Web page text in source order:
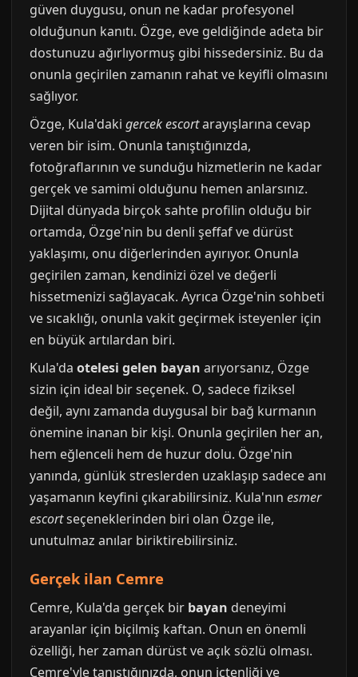
güven duygusu, onun ne kadar profesyonel
olduğunun kanıtı. Özge, eve geldiğinde adeta bir
dostunuzu ağırlıyormuş gibi hissedersiniz. Bu da
onunla geçirilen zamanın rahat ve keyifli olmasını
sağlıyor.
Özge, Kula'daki gercek escortarayışlarına cevap
veren bir isim. Onunla tanıştığınızda,
fotoğraflarının ve sunduğu hizmetlerin ne kadar
gerçek ve samimi olduğunu hemen anlarsınız.
Dijital dünyada birçok sahte profilin olduğu bir
ortamda, Özge'nin bu denli şeffaf ve dürüst
yaklaşımı, onu diğerlerinden ayırıyor. Onunla
geçirilen zaman, kendinizi özel ve değerli
hissetmenizi sağlayacak. Ayrıca Özge'nin sohbeti
ve sıcaklığı, onunla vakit geçirmek isteyenler için
en büyük artılardan biri.
Kula'da otelesi gelen bayan arıyorsanız, Özge
sizin için ideal bir seçenek. O, sadece fiziksel
değil, aynı zamanda duygusal bir bağ kurmanın
önemine inanan bir kişi. Onunla geçirilen her an,
hem eğlenceli hem de huzur dolu. Özge'nin
yanında, günlük streslerden uzaklaşıp sadece anı
yaşamanın keyfini çıkarabilirsiniz. Kula'nın esmer
escortseçeneklerinden biri olan Özge ile,
unutulmaz anılar biriktirebilirsiniz.
Gerçek ilan Cemre
Cemre, Kula'da gerçek bir bayan deneyimi
arayanlar için biçilmiş kaftan. Onun en önemli
özelliği, her zaman dürüst ve açık sözlü olması.
Cemre'yle tanıştığınızda, onun içtenliği ve